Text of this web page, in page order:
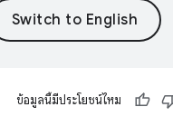
ข้อมูลนี้มีประโยชน์ไหม